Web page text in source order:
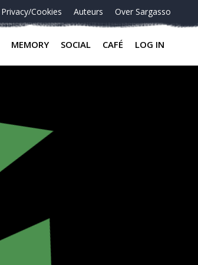
Privacy/Cookies Auteurs Over Sargasso
MEMORY SOCIAL CAFÉ LOG IN